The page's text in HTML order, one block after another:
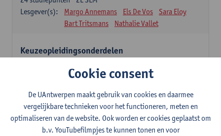
Lesgever(s):
Margo Annemans Els De Vos
Sara Eloy
Bart Tritsmans
Nathalie Vallet
Keuzeopleidingsonderdelen
Studenten kiezen voor 12 studiepunten één of meerdere
een andere masteropleiding van de UAntwerpen.
Studenten dienen hiervoor een goedkeuring aan te vragen via het
formulier 'aanvraag keuzeopleidingsonderdeel van een UA-
opleiding' (zie website Universiteit Antwerpen - Faculteiten -
Faculteit Ontwerpwetenschappen – Studeren en onderwijs >
Cookie consent
De UAntwerpen maakt gebruik van cookies en daarmee
vergelijkbare technieken voor het functioneren, meten en
optimaliseren van de website. Ook worden er cookies geplaatst om
b.v. YouTubefilmpjes te kunnen tonen en voor